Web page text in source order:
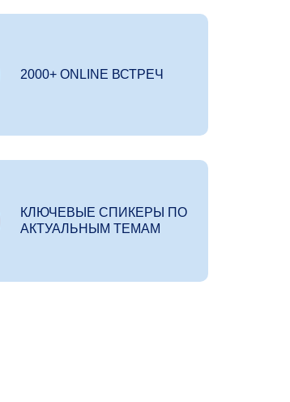
2000+ ONLINE ВСТРЕЧ
КЛЮЧЕВЫЕ СПИКЕРЫ ПО
АКТУАЛЬНЫМ ТЕМАМ